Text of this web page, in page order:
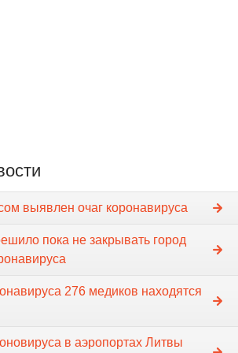
выявлен очаг коронавируса
пока не закрывать город
276 медиков находятся
в аэропортах Литвы